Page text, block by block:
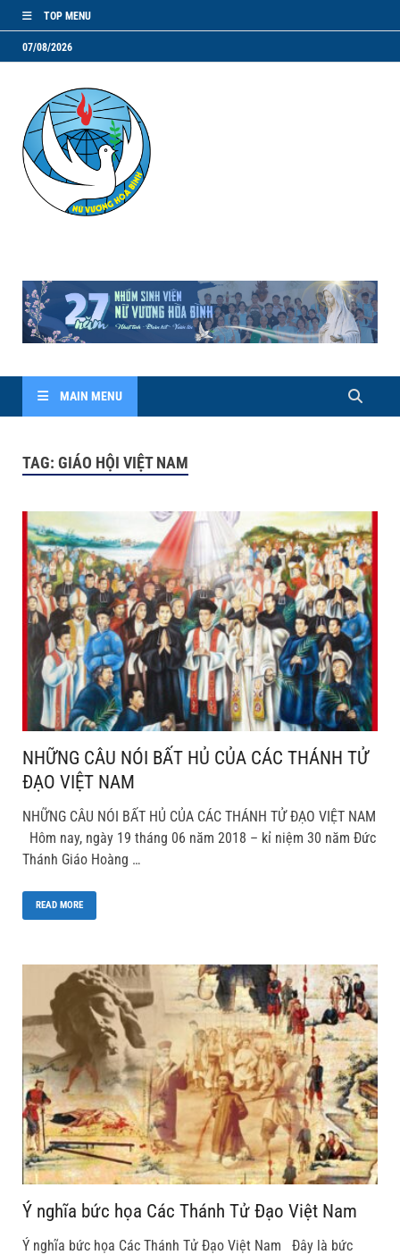
TOP MENU
07/08/2026
MAIN MENU
TAG: GIÁO HỘI VIỆT NAM
NHỮNG CÂU NÓI BẤT HỦ CỦA CÁC THÁNH TỬ
ĐẠO VIỆT NAM
NHỮNG CÂU NÓI BẤT HỦ CỦA CÁC THÁNH TỬ ĐẠO VIỆT NAM
Hôm nay, ngày 19 tháng 06 năm 2018 – kỉ niệm 30 năm Đức
Thánh Giáo Hoàng …
READ MORE
Ý nghĩa bức họa Các Thánh Tử Đạo Việt Nam
Ý nghĩa bức họa Các Thánh Tử Đạo Việt Nam Đây là bức